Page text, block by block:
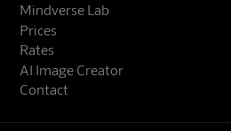
Mindverse Lab
Prices
Rates
AI Image Creator
Contact